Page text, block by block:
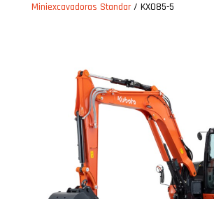
Miniexcavadoras Standar/ KX085-5